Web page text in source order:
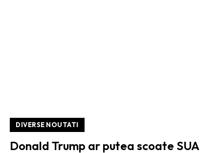
DIVERSE NOUTATI
Donald Trump ar putea scoate SUA